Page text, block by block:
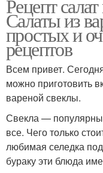
Рецепт
Салаты из
простых и
рецептов
Всем привет.
можно приготовить
вареной свеклы.
Свекла —
все. Чего только
любимая селедка
бураку эти блюда